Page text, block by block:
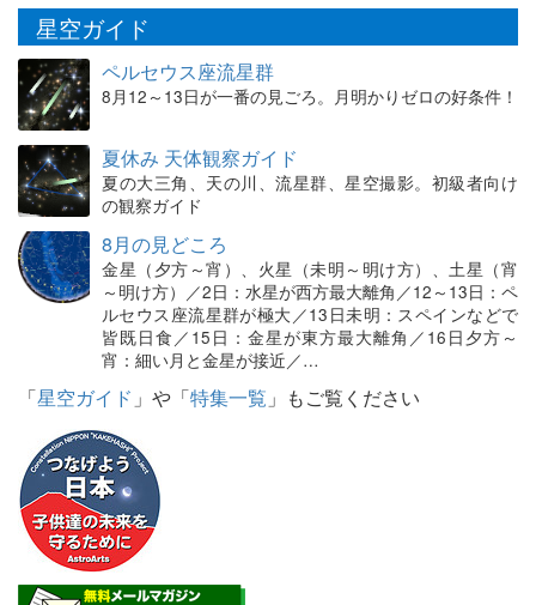
星空ガイド
ペルセウス座流星群
8月12～13日が一番の見ごろ。月明かりゼロの好条件！
夏休み 天体観察ガイド
夏の大三角、天の川、流星群、星空撮影。初級者向け
の観察ガイド
8月の見どころ
金星（夕方～宵）、火星（未明～明け方）、土星（宵
～明け方）／2日：水星が西方最大離角／12～13日：ペ
ルセウス座流星群が極大／13日未明：スペインなどで
皆既日食／15日：金星が東方最大離角／16日夕方～
宵：細い月と金星が接近／…
「星空ガイド 」や「特集一覧 」もご覧ください